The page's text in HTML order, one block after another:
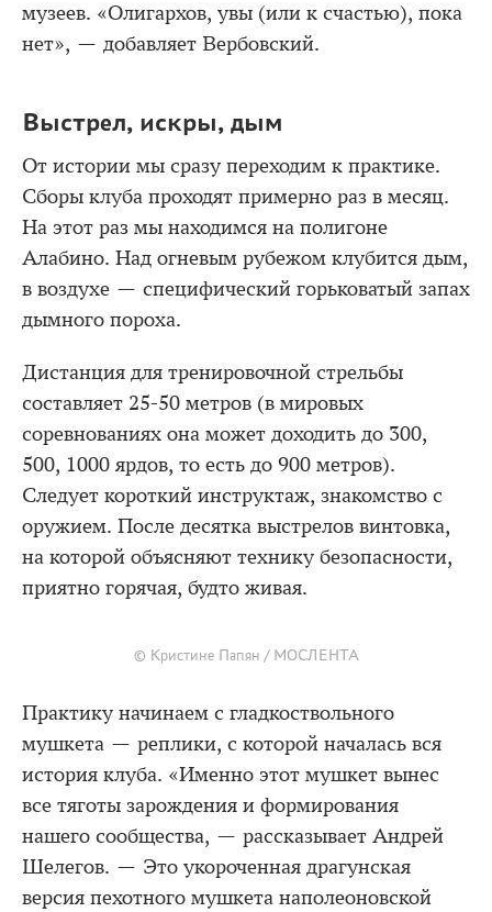
музеев. «Олигархов, увы (или к счастью), пока
нет», — добавляет Вербовский.
Выстрел, искры, дым
От истории мы сразу переходим к практике.
Сборы клуба проходят примерно раз в месяц.
На этот раз мы находимся на полигоне
Алабино. Над огневым рубежом клубится дым,
в воздухе — специфический горьковатый запах
дымного пороха.
Дистанция для тренировочной стрельбы
составляет 25-50 метров (в мировых
соревнованиях она может доходить до 300,
500, 1000 ярдов, то есть до 900 метров).
Следует короткий инструктаж, знакомство с
оружием. После десятка выстрелов винтовка,
на которой объясняют технику безопасности,
приятно горячая, будто живая.
© Кристине Папян / МОСЛЕНТА
Практику начинаем с гладкоствольного
мушкета — реплики, с которой началась вся
история клуба. «Именно этот мушкет вынес
все тяготы зарождения и формирования
нашего сообщества, — рассказывает Андрей
Шелегов. — Это укороченная драгунская
версия пехотного мушкета наполеоновской